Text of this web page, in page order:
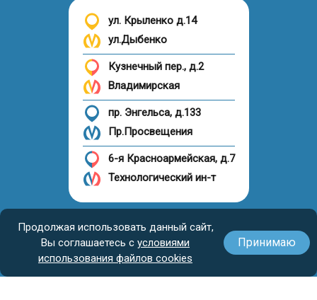
Продолжая использовать данный сайт,
Вы соглашаетесь с условиями
использования файлов cookies
Принимаю
ул. Крыленко д.14
ул.Дыбенко
Кузнечный пер., д.2
Владимирская
пр. Энгельса, д.133
Пр.Просвещения
6-я Красноармейская, д.7
Технологический ин-т
Налоговый вычет